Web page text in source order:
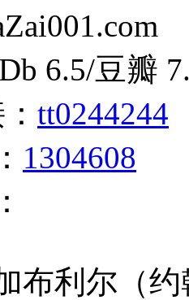
6.5/豆瓣
tt0244244
1304608
利尔（约翰